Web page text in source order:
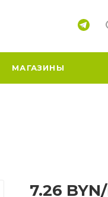
МАГАЗИНЫ
7.26 BYN